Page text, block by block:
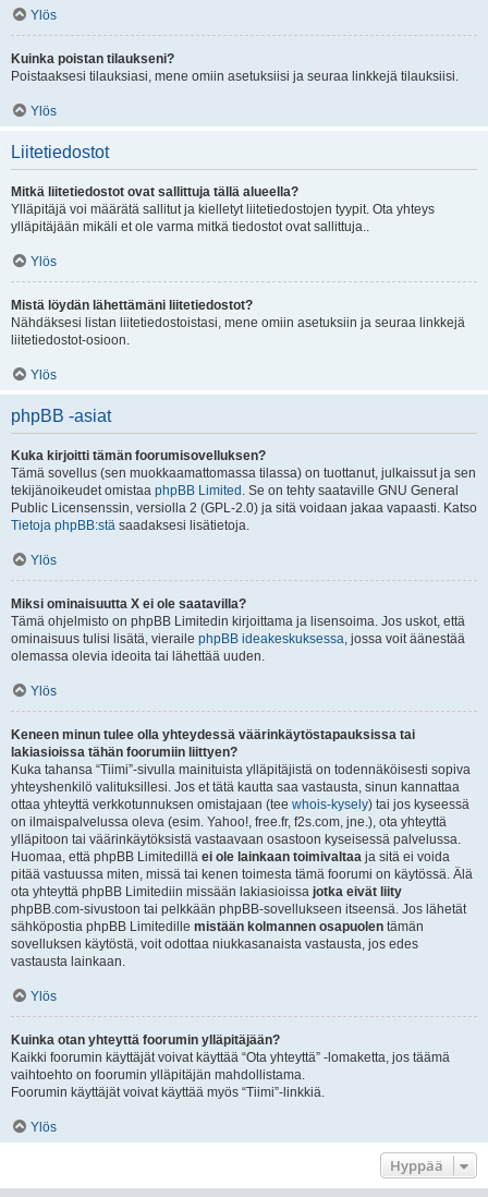
Ylös
Kuinka poistan tilaukseni?
Poistaaksesi tilauksiasi, mene omiin asetuksiisi ja seuraa linkkejä tilauksiisi.
Ylös
Liitetiedostot
Mitkä liitetiedostot ovat sallittuja tällä alueella?
Ylläpitäjä voi määrätä sallitut ja kielletyt liitetiedostojen tyypit. Ota yhteys
ylläpitäjään mikäli et ole varma mitkä tiedostot ovat sallittuja..
Ylös
Mistä löydän lähettämäni liitetiedostot?
Nähdäksesi listan liitetiedostoistasi, mene omiin asetuksiin ja seuraa linkkejä
liitetiedostot-osioon.
Ylös
phpBB -asiat
Kuka kirjoitti tämän foorumisovelluksen?
Tämä sovellus (sen muokkaamattomassa tilassa) on tuottanut, julkaissut ja sen
tekijänoikeudet omistaa phpBB Limited . Se on tehty saataville GNU General
Public Licensenssin, versiolla 2 (GPL-2.0) ja sitä voidaan jakaa vapaasti. Katso
Tietoja phpBB:stä saadaksesi lisätietoja.
Ylös
Miksi ominaisuutta X ei ole saatavilla?
Tämä ohjelmisto on phpBB Limitedin kirjoittama ja lisensoima. Jos uskot, että
ominaisuus tulisi lisätä, vieraile phpBB ideakeskuksessa, jossa voit äänestää
olemassa olevia ideoita tai lähettää uuden.
Ylös
Keneen minun tulee olla yhteydessä väärinkäytöstapauksissa tai
lakiasioissa tähän foorumiin liittyen?
Kuka tahansa “Tiimi”-sivulla mainituista ylläpitäjistä on todennäköisesti sopiva
yhteyshenkilö valituksillesi. Jos et tätä kautta saa vastausta, sinun kannattaa
ottaa yhteyttä verkkotunnuksen omistajaan (tee whois-kysely) tai jos kyseessä
on ilmaispalvelussa oleva (esim. Yahoo!, free.fr, f2s.com, jne.), ota yhteyttä
ylläpitoon tai väärinkäytöksistä vastaavaan osastoon kyseisessä palvelussa.
Huomaa, että phpBB Limitedillä ei ole lainkaan toimivaltaa ja sitä ei voida
pitää vastuussa miten, missä tai kenen toimesta tämä foorumi on käytössä. Älä
ota yhteyttä phpBB Limitediin missään lakiasioissa jotka eivät liity
phpBB.com-sivustoon tai pelkkään phpBB-sovellukseen itseensä. Jos lähetät
sähköpostia phpBB Limitedille mistään kolmannen osapuolen tämän
sovelluksen käytöstä, voit odottaa niukkasanaista vastausta, jos edes
vastausta lainkaan.
Ylös
Kuinka otan yhteyttä foorumin ylläpitäjään?
Kaikki foorumin käyttäjät voivat käyttää “Ota yhteyttä” -lomaketta, jos täämä
vaihtoehto on foorumin ylläpitäjän mahdollistama.
Foorumin käyttäjät voivat käyttää myös “Tiimi”-linkkiä.
Ylös
Hyppää